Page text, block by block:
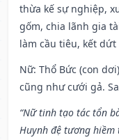
thừa kế sự nghiệp,
gốm, chia lãnh gia
làm cầu tiêu, kết
Nữ: Thổ Bức (con
cũng như cưới gả.
“Nữ tinh tạo tác tổn
Huynh đệ tương hiềm